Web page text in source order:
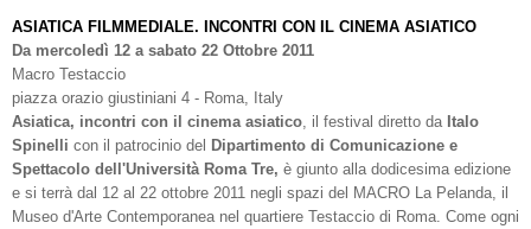
ASIATICA FILMMEDIALE. INCONTRI CON IL CINEMA ASIATICO
Da mercoledì 12 a sabato 22 Ottobre 2011
Macro Testaccio
piazza orazio giustiniani 4 - Roma, Italy
Asiatica, incontri con il cinema asiatico , il festival diretto da Italo
Spinelli con il patrocinio del Dipartimento di Comunicazione e
Spettacolo dell'Università Roma Tre, è giunto alla dodicesima edizione
e si terrà dal 12 al 22 ottobre 2011 negli spazi del MACRO La Pelanda, il
Museo d'Arte Contemporanea nel quartiere Testaccio di Roma. Come ogni